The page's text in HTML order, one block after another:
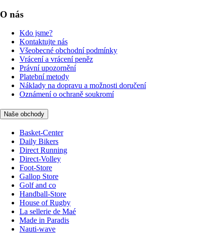
O nás
Kdo jsme?
Kontaktujte nás
Všeobecné obchodní podmínky
Vrácení a vrácení peněz
Právní upozornění
Platební metody
Náklady na dopravu a možnosti doručení
Oznámení o ochraně soukromí
Naše obchody
Basket-Center
Daily Bikers
Direct Running
Direct-Volley
Foot-Store
Gallop Store
Golf and co
Handball-Store
House of Rugby
La sellerie de Maé
Made in Paradis
Nauti-wave